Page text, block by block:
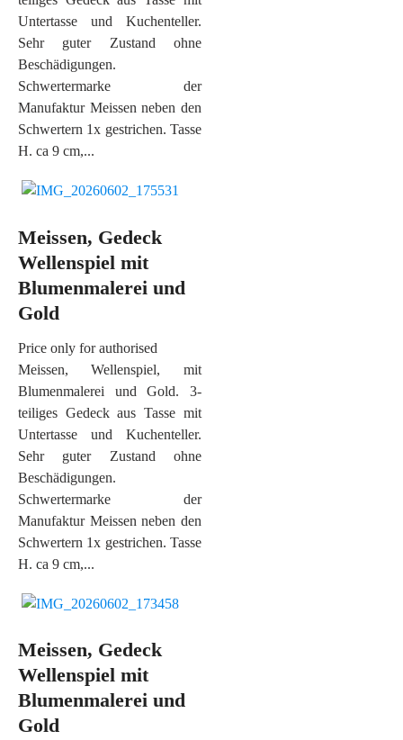
Untertasse und Kuchenteller.
Sehr guter Zustand ohne
Beschädigungen.
Schwertermarke der
Manufaktur Meissen neben den
Schwertern 1x gestrichen. Tasse
H. ca 9 cm,...
Meissen, Gedeck
Wellenspiel mit
Blumenmalerei und
Gold
Price only for authorised
Meissen, Wellenspiel, mit
Blumenmalerei und Gold. 3-
teiliges Gedeck aus Tasse mit
Untertasse und Kuchenteller.
Sehr guter Zustand ohne
Beschädigungen.
Schwertermarke der
Manufaktur Meissen neben den
Schwertern 1x gestrichen. Tasse
H. ca 9 cm,...
Meissen, Gedeck
Wellenspiel mit
Blumenmalerei und
Gold